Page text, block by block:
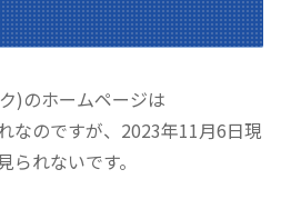
)のホームページは
なのですが、2023年11月6日現
れないです。